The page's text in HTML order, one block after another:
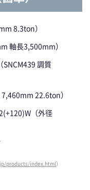
8.3ton）
軸長3,500mm）
調質
22.6ton）
（外径
products/index.html）